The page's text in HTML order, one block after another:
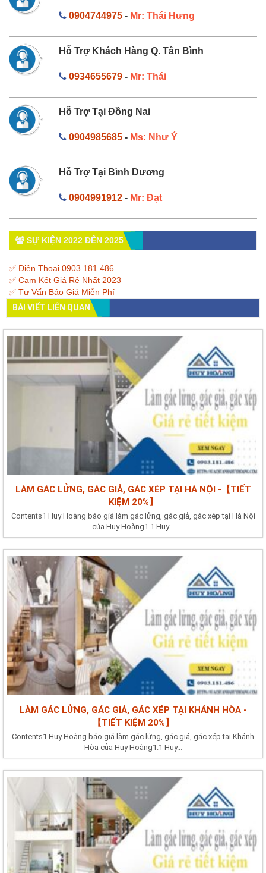
0904744975- Mr: Thái Hưng
Hỗ Trợ Khách Hàng Q. Tân Bình
0934655679- Mr: Thái
Hỗ Trợ Tại Đồng Nai
0904985685- Ms: Như Ý
Hỗ Trợ Tại Bình Dương
0904991912- Mr: Đạt
SỰ KIỆN 2022 ĐẾN 2025
✅ Điện Thoại 0903.181.486
✅ Cam Kết Giá Rẻ Nhất 2023
✅ Tư Vấn Báo Giá Miễn Phí
BÀI VIẾT LIÊN QUAN
LÀM GÁC LỬNG, GÁC GIẢ, GÁC XÉP TẠI HÀ NỘI -【TIẾT
KIỆM 20%】
Contents1 Huy Hoàng báo giá làm gác lửng, gác giả, gác xép tại Hà Nội
của Huy Hoàng1.1 Huy...
LÀM GÁC LỬNG, GÁC GIẢ, GÁC XÉP TẠI KHÁNH HÒA -
【TIẾT KIỆM 20%】
Contents1 Huy Hoàng báo giá làm gác lửng, gác giả, gác xép tại Khánh
Hòa của Huy Hoàng1.1 Huy...